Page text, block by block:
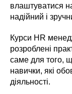
влаштуватися
надійний і
Курси HR
розроблені
саме для того,
навички, які
діяльності.